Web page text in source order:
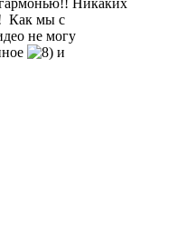
Как мы с
не могу
и